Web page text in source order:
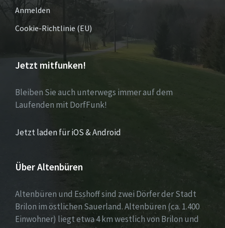
Anmelden
Cookie-Richtlinie (EU)
Jetzt mitfunken!
Bleiben Sie auch unterwegs immer auf dem
Laufenden mit DorfFunk!
Jetzt laden für iOS & Android
Über Altenbüren
Altenbüren und Esshoff sind zwei Dörfer der Stadt
Brilon im östlichen Sauerland. Altenbüren (ca. 1.400
Einwohner) liegt etwa 4 km westlich von Brilon und